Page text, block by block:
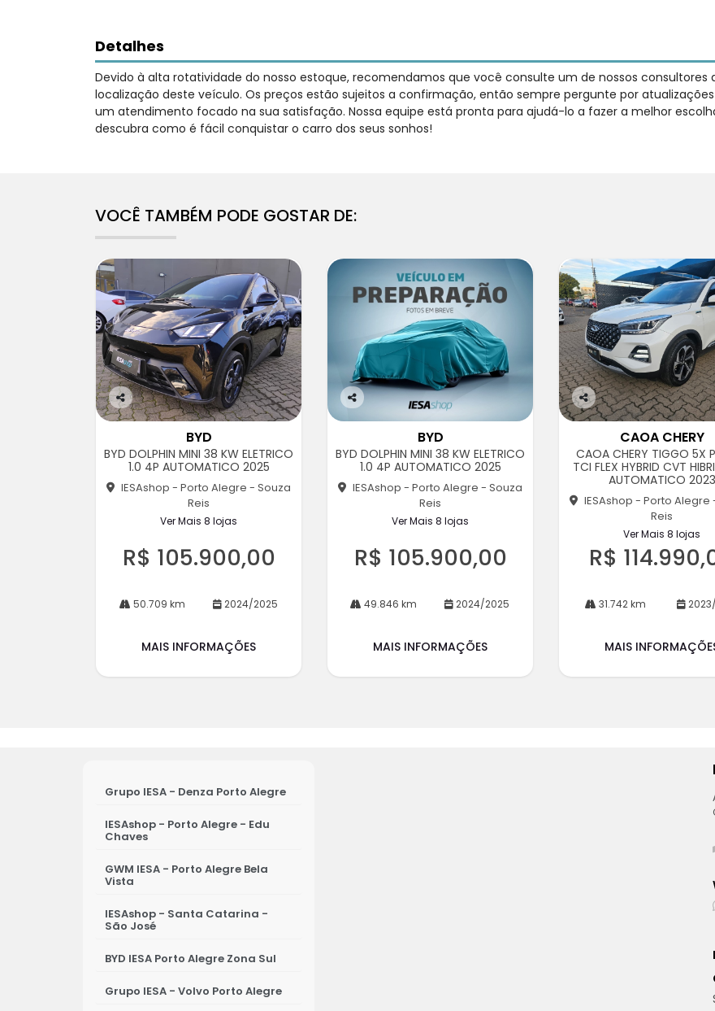
Detalhes
Devido à alta rotatividade do nosso estoque, recomendamos que você consulte um de nossos consultores
localização deste veículo. Os preços estão sujeitos a confirmação, então sempre pergunte por
um atendimento focado na sua satisfação. Nossa equipe está pronta para ajudá-lo a fazer a melhor
descubra como é fácil conquistar o carro dos seus sonhos!
VOCÊ TAMBÉM PODE GOSTAR DE:
Co
rtil
BYD
BYD DOLPHIN MINI 38 KW ELETRICO
1.0 4P AUTOMATICO 2025
IESAshop - Porto Alegre - Souza
Reis
Ver Mais 8 lojas
R$ 105.900,00
50.709 km 2024/2025
MAIS INFORMAÇÕES
Co
rtil
BYD
BYD DOLPHIN MINI 38 KW ELETRICO
1.0 4P AUTOMATICO 2025
IESAshop - Porto Alegre - Souza
Reis
Ver Mais 8 lojas
R$ 105.900,00
49.846 km 2024/2025
MAIS INFORMAÇÕES
Co
rtil
he
CAOA CHERY
CAOA CHERY TIGGO 5X
TCI FLEX HYBRID CVT
AUTOMATICO 2023
IESAshop - Porto Alegre
Reis
Ver Mais 8 lojas
R$
31.742 km
MAIS
Grupo IESA - Denza Porto Alegre
IESAshop - Porto Alegre - Edu
Chaves
GWM IESA - Porto Alegre Bela
Vista
BYD IESA Porto Alegre Zona Sul
Grupo IESA - Volvo Porto Alegre
IESAshop - Santa Catarina -
São José